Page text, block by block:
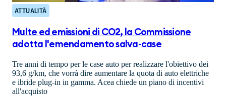
ATTUALITÀ
Multe ed emissioni di CO2, la Commissione
adotta l'emendamento salva-case
Tre anni di tempo per le case auto per realizzare l'obiettivo dei
93,6 g/km, che vorrà dire aumentare la quota di auto elettriche
e ibride plug-in in gamma. Acea chiede un piano di incentivi
all'acquisto